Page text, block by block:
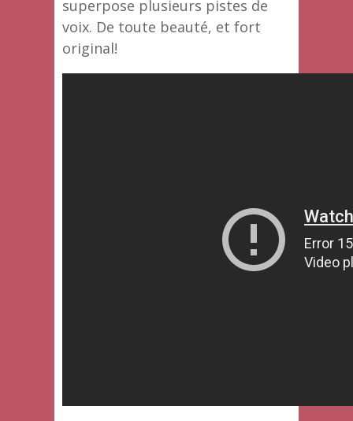
superpose plusieurs pistes de
voix. De toute beauté, et fort
original!